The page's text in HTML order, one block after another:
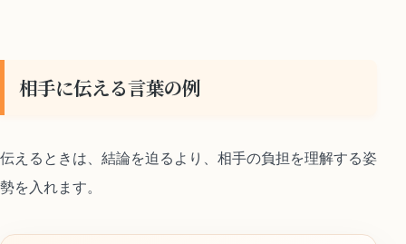
相手に伝える言葉の例
伝えるときは、結論を迫るより、相手の負担を理解する姿
勢を入れます。